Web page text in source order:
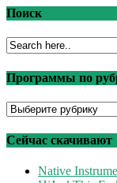
Поиск
Программы по
Программы
рубрикам
Сейчас скачивают
Native